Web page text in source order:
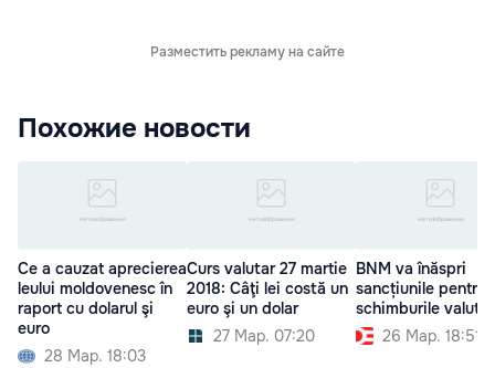
Разместить рекламу на сайте
Похожие новости
Ce a cauzat aprecierea
leului moldovenesc în
raport cu dolarul şi
euro
28 Мар. 18:03
Curs valutar 27 martie
2018: Câţi lei costă un
euro şi un dolar
27 Мар. 07:20
BNM va înăspri
sancțiunile pentru
schimburile
26 Мар. 18:51